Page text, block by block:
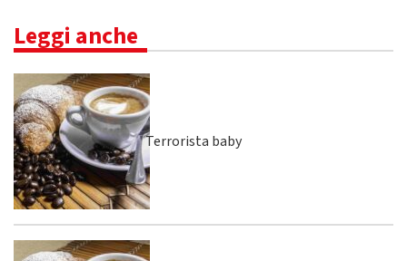
Leggi anche
Terrorista baby